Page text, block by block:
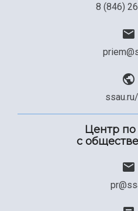
8 (846)
Центр по
с